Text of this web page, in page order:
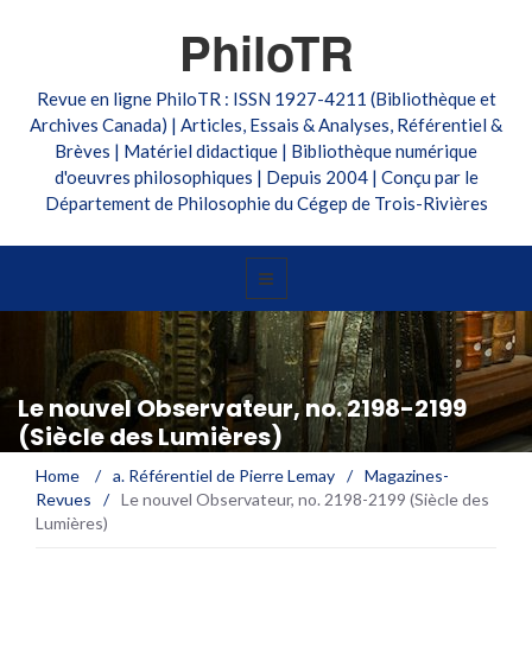
PhiloTR
Revue en ligne PhiloTR : ISSN 1927-4211 (Bibliothèque et
Archives Canada) | Articles, Essais & Analyses, Référentiel &
Brèves | Matériel didactique | Bibliothèque numérique
d'oeuvres philosophiques | Depuis 2004 | Conçu par le
Département de Philosophie du Cégep de Trois-Rivières
Le nouvel Observateur, no. 2198-2199
(Siècle des Lumières)
Home / a. Référentiel de Pierre Lemay / Magazines-
Revues
/ Le nouvel Observateur, no. 2198-2199 (Siècle des
Lumières)